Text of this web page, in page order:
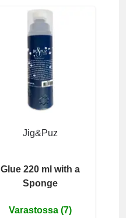
Jig&Puz
Glue 220 ml with a
Sponge
Varastossa (7)